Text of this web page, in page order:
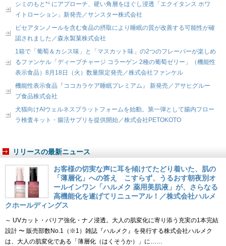
シミのもと*¹ にアプローチ、硬い角層をほぐし浸透「エクイタンス ホワ
イトローション」新発売／サンスター株式会社
ピセアタンノールを含む食品の摂取により睡眠の質が改善する可能性が確
認されました／森永製菓株式会社
1箱で「葡萄＆カシス味」と「マスカット味」の2つのフレーバーが楽しめ
るファンケル「ディープチャージ コラーゲン 2種の葡萄ゼリー」（機能性
表示食品）8月18日（火）数量限定発売／株式会社ファンケル
機能性表示食品『ココカラケア睡眠プレミアム』 新発売／アサヒグルー
プ食品株式会社
犬猫向けAIウェルネスプラットフォームを始動。第一弾として腸内フロー
ラ検査キット・腸活サプリを提供開始／株式会社PETOKOTO
リリースの最新ニュース
お客様の切実な声に耳を傾けてたどり着いた、肌の
「薄層化」への答え こすらず、うるおす朝夜別オ
ールインワン「ハルメク 薬用美肌液」が、さらなる
高機能化を遂げてリニューアル！／株式会社ハルメ
クホールディングス
～ UVカット・バリア強化・ナノ浸透。大人の肌変化に寄り添う充実の1本完結
設計 〜 販売部数No.1（※1）雑誌『ハルメク』を発行する株式会社ハルメク
は、大人の肌変化である「薄層化（はくそうか）」に……